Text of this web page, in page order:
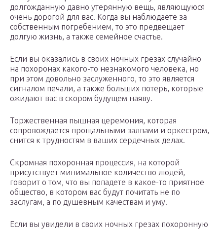
долгожданную давно утерянную вещь, являющуюся
очень дорогой для вас. Когда вы наблюдаете за
собственным погребением, то это предвещает
долгую жизнь, а также семейное счастье.
Если вы оказались в своих ночных грезах случайно
на похоронах какого-то незнакомого человека, но
при этом довольно заслуженного, то это является
сигналом печали, а также больших потерь, которые
ожидают вас в скором будущем наяву.
Торжественная пышная церемония, которая
сопровождается прощальными залпами и оркестром,
снится к трудностям в ваших сердечных делах.
Скромная похоронная процессия, на которой
присутствует минимальное количество людей,
говорит о том, что вы попадете в какое-то приятное
общество, в котором вас будут почитать не по
заслугам, а по душевным качествам и уму.
Если вы увидели в своих ночных грезах похоронную